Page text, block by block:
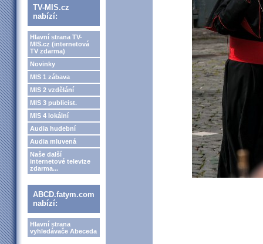
TV-MIS.cz
nabízí:
Hlavní strana TV-
MIS.cz (internetová
TV zdarma)
Novinky
MIS 1 zábava
MIS 2 vzdělání
MIS 3 publicist.
MIS 4 lokální
Audia hudební
Audia mluvená
Naše další
internetové televize
zdarma...
ABCD.fatym.com
nabízí:
Hlavní strana
vyhledávače Abeceda